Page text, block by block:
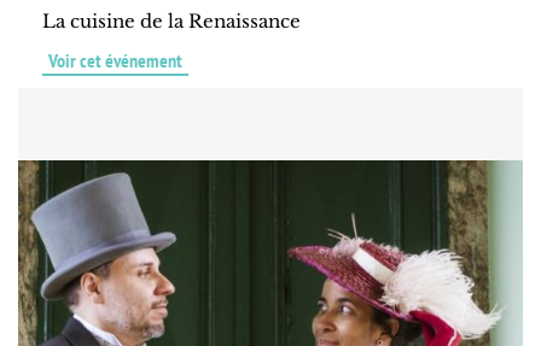
La cuisine de la Renaissance
Voir cet événement